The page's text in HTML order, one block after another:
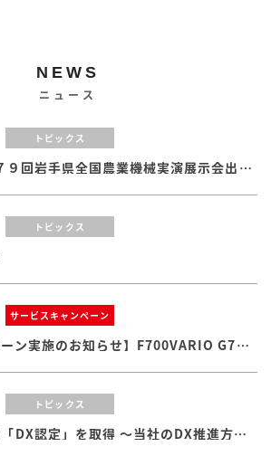
NEWS
ニュース
トピックス
【8/20～8/22】第７９回岩手県全国農業機械実演展示会出展のお知らせ
トピックス
サービスキャンペーン
【サービスキャンペーン実施のお知らせ】F700VARIO G7シリーズ
トピックス
経済産業省が定める「DX認定」を取得 ～当社のDX推進方針・体制および取り組みが認められました